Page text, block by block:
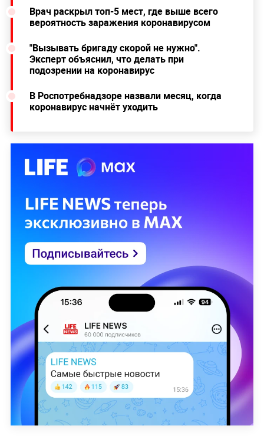
Врач раскрыл топ-5 мест, где выше всего
вероятность заражения коронавирусом
"Вызывать бригаду скорой не нужно".
Эксперт объяснил, что делать при
подозрении на коронавирус
В Роспотребнадзоре назвали месяц, когда
коронавирус начнёт уходить